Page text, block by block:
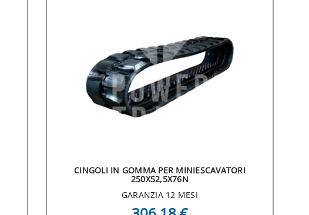
CINGOLI IN GOMMA PER MINIESCAVATORI
250X52,5X76N
GARANZIA 12 MESI